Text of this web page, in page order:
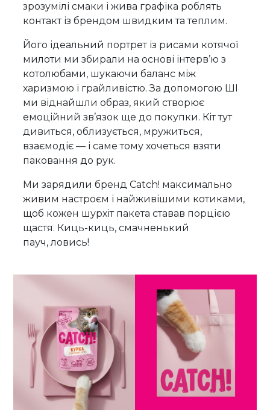
зрозумілі смаки і жива графіка роблять
контакт із брендом швидким та теплим.
Його ідеальний портрет із рисами котячої
милоти ми збирали на основі інтерв’ю з
котолюбами, шукаючи баланс між
харизмою і грайливістю. За допомогою ШІ
ми віднайшли образ, який створює
емоційний зв’язок ще до покупки. Кіт тут
дивиться, облизується, мружиться,
взаємодіє — і саме тому хочеться взяти
паковання до рук.
Ми зарядили бренд Catch! максимально
живим настроєм і найживішими котиками,
щоб кожен шурхіт пакета ставав порцією
щастя. Киць-киць, смачненький
пауч, ловись!